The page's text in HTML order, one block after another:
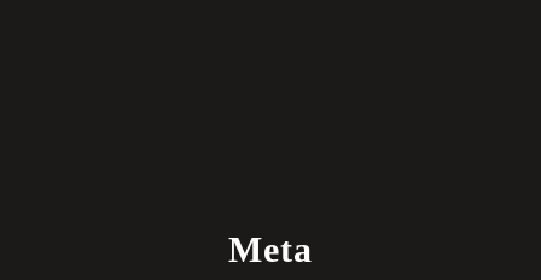
Meta